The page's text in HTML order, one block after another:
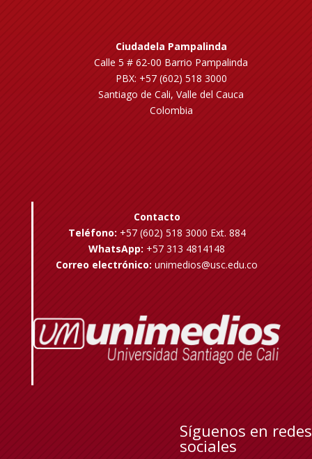
Ciudadela Pampalinda
Calle 5 # 62-00 Barrio Pampalinda
PBX: +57 (602) 518 3000
Santiago de Cali, Valle del Cauca
Colombia
Contacto
Teléfono: +57 (602) 518 3000 Ext. 884
WhatsApp: +57 313 4814148
Correo electrónico: unimedios@usc.edu.co
Síguenos en redes
sociales